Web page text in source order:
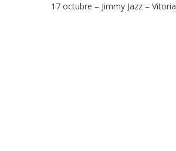
17 octubre – Jimmy Jazz – Vitoria